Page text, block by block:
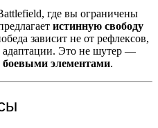
где вы ограничены
истинную свободу
зависит не от рефлексов,
Это не шутер —
элементами.